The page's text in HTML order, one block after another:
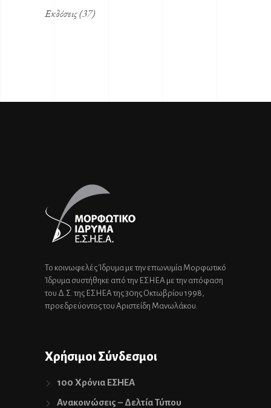
Εκδόσεις(37)
Το κοινωφελές Ίδρυμα με την επωνυμία Μορφωτικό
Ίδρυμα συστήθηκε από την ΕΣΗΕΑ με την απόφαση
του Δ.Σ. της ΕΣΗΕΑ της 30ης Οκτωβρίου 1998,
προεδρεύοντος του Αριστείδη Μανωλάκου.
Χρήσιμοι Σύνδεσμοι
100 Χρόνια ΕΣΗΕΑ
Ανακοινώσεις – Δελτία Τύπου